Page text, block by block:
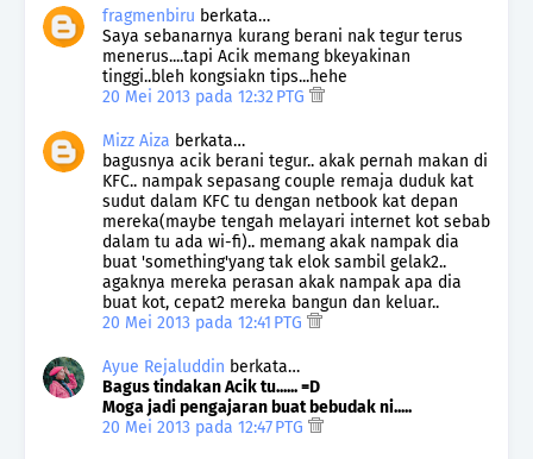
fragmenbiru berkata…
Saya sebanarnya kurang berani nak tegur terus
menerus....tapi Acik memang bkeyakinan
tinggi..bleh kongsiakn tips...hehe
20 Mei 2013 pada 12:32 PTG
Mizz Aiza berkata…
bagusnya acik berani tegur.. akak pernah makan di
KFC.. nampak sepasang couple remaja duduk kat
sudut dalam KFC tu dengan netbook kat depan
mereka(maybe tengah melayari internet kot sebab
dalam tu ada wi-fi).. memang akak nampak dia
buat 'something'yang tak elok sambil gelak2..
agaknya mereka perasan akak nampak apa dia
buat kot, cepat2 mereka bangun dan keluar..
20 Mei 2013 pada 12:41 PTG
Ayue Rejaluddin berkata…
Bagus tindakan Acik tu...... =D
Moga jadi pengajaran buat bebudak ni.....
20 Mei 2013 pada 12:47 PTG